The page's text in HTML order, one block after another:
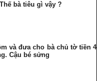
bà tiêu gì vậy ?
và đưa cho bà chủ tờ tiền 4
Cậu bé sửng